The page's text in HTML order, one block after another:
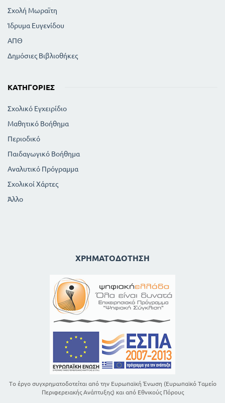
Σχολή Μωραϊτη
Ίδρυμα Ευγενίδου
ΑΠΘ
Δημόσιες Βιβλιοθήκες
ΚΑΤΗΓΟΡΊΕΣ
Σχολικό Εγχειρίδιο
Μαθητικό Βοήθημα
Περιοδικό
Παιδαγωγικό Βοήθημα
Αναλυτικό Πρόγραμμα
Σχολικοί Χάρτες
Άλλο
ΧΡΗΜΑΤΟΔΌΤΗΣΗ
Το έργο συγχρηματοδοτείται από την Ευρωπαϊκή Ένωση (Ευρωπαϊκό Ταμείο
Περιφερειακής Ανάπτυξης) και από Εθνικούς Πόρους